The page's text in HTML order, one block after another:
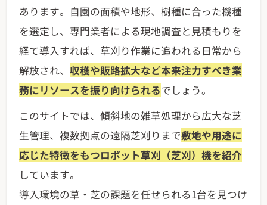
あります。自園の面積や地形、樹種に合った機種
を選定し、専門業者による現地調査と見積もりを
経て導入すれば、草刈り作業に追われる日常から
解放され、収穫や販路拡大など本来注力すべき業
務にリソースを振り向けられるでしょう。
このサイトでは、傾斜地の雑草処理から広大な芝
生管理、複数拠点の遠隔芝刈りまで敷地や用途に
応じた特徴をもつロボット草刈（芝刈）機を紹介
しています。
導入環境の草・芝の課題を任せられる1台を見つけ